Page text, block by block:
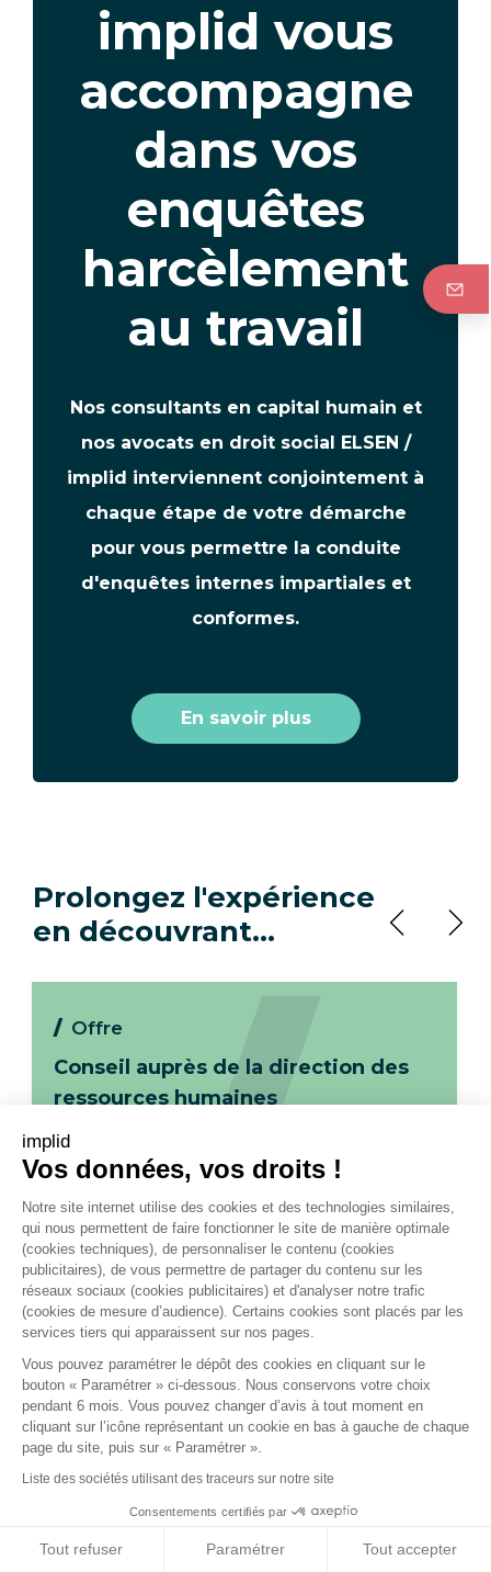
implid vous
accompagne
dans vos
enquêtes
harcèlement
au travail
Nos consultants en capital humain et
nos avocats en droit social ELSEN /
implid interviennent conjointement à
chaque étape de votre démarche
pour vous permettre la conduite
d'enquêtes internes impartiales et
conformes.
En savoir plus
Prolongez l'expérience
en découvrant…
Offre
Conseil auprès de la direction des
ressources humaines
Facebook Instagram
implid
Vos données, vos droits !
Notre site internet utilise des cookies et des technologies similaires,
qui nous permettent de faire fonctionner le site de manière optimale
(cookies techniques), de personnaliser le contenu (cookies
publicitaires), de vous permettre de partager du contenu sur les
réseaux sociaux (cookies publicitaires) et d'analyser notre trafic
(cookies de mesure d’audience). Certains cookies sont placés par les
services tiers qui apparaissent sur nos pages.
Vous pouvez paramétrer le dépôt des cookies en cliquant sur le
bouton « Paramétrer » ci-dessous. Nous conservons votre choix
pendant 6 mois. Vous pouvez changer d’avis à tout moment en
cliquant sur l’icône représentant un cookie en bas à gauche de chaque
page du site, puis sur « Paramétrer ».
Liste des sociétés utilisant des traceurs sur notre site
Consentements certifiés par
Tout refuser Paramétrer Tout accepter